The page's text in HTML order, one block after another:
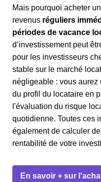
Mais pourquoi acheter
revenus réguliers
périodes de vacance
d’investissement peut
pour les investisseurs
stable sur le marché
négligeable : vous
du profil du locataire en
l'évaluation du risque
quotidienne. Toutes ces
également de calculer
rentabilité de votre
En savoir + sur